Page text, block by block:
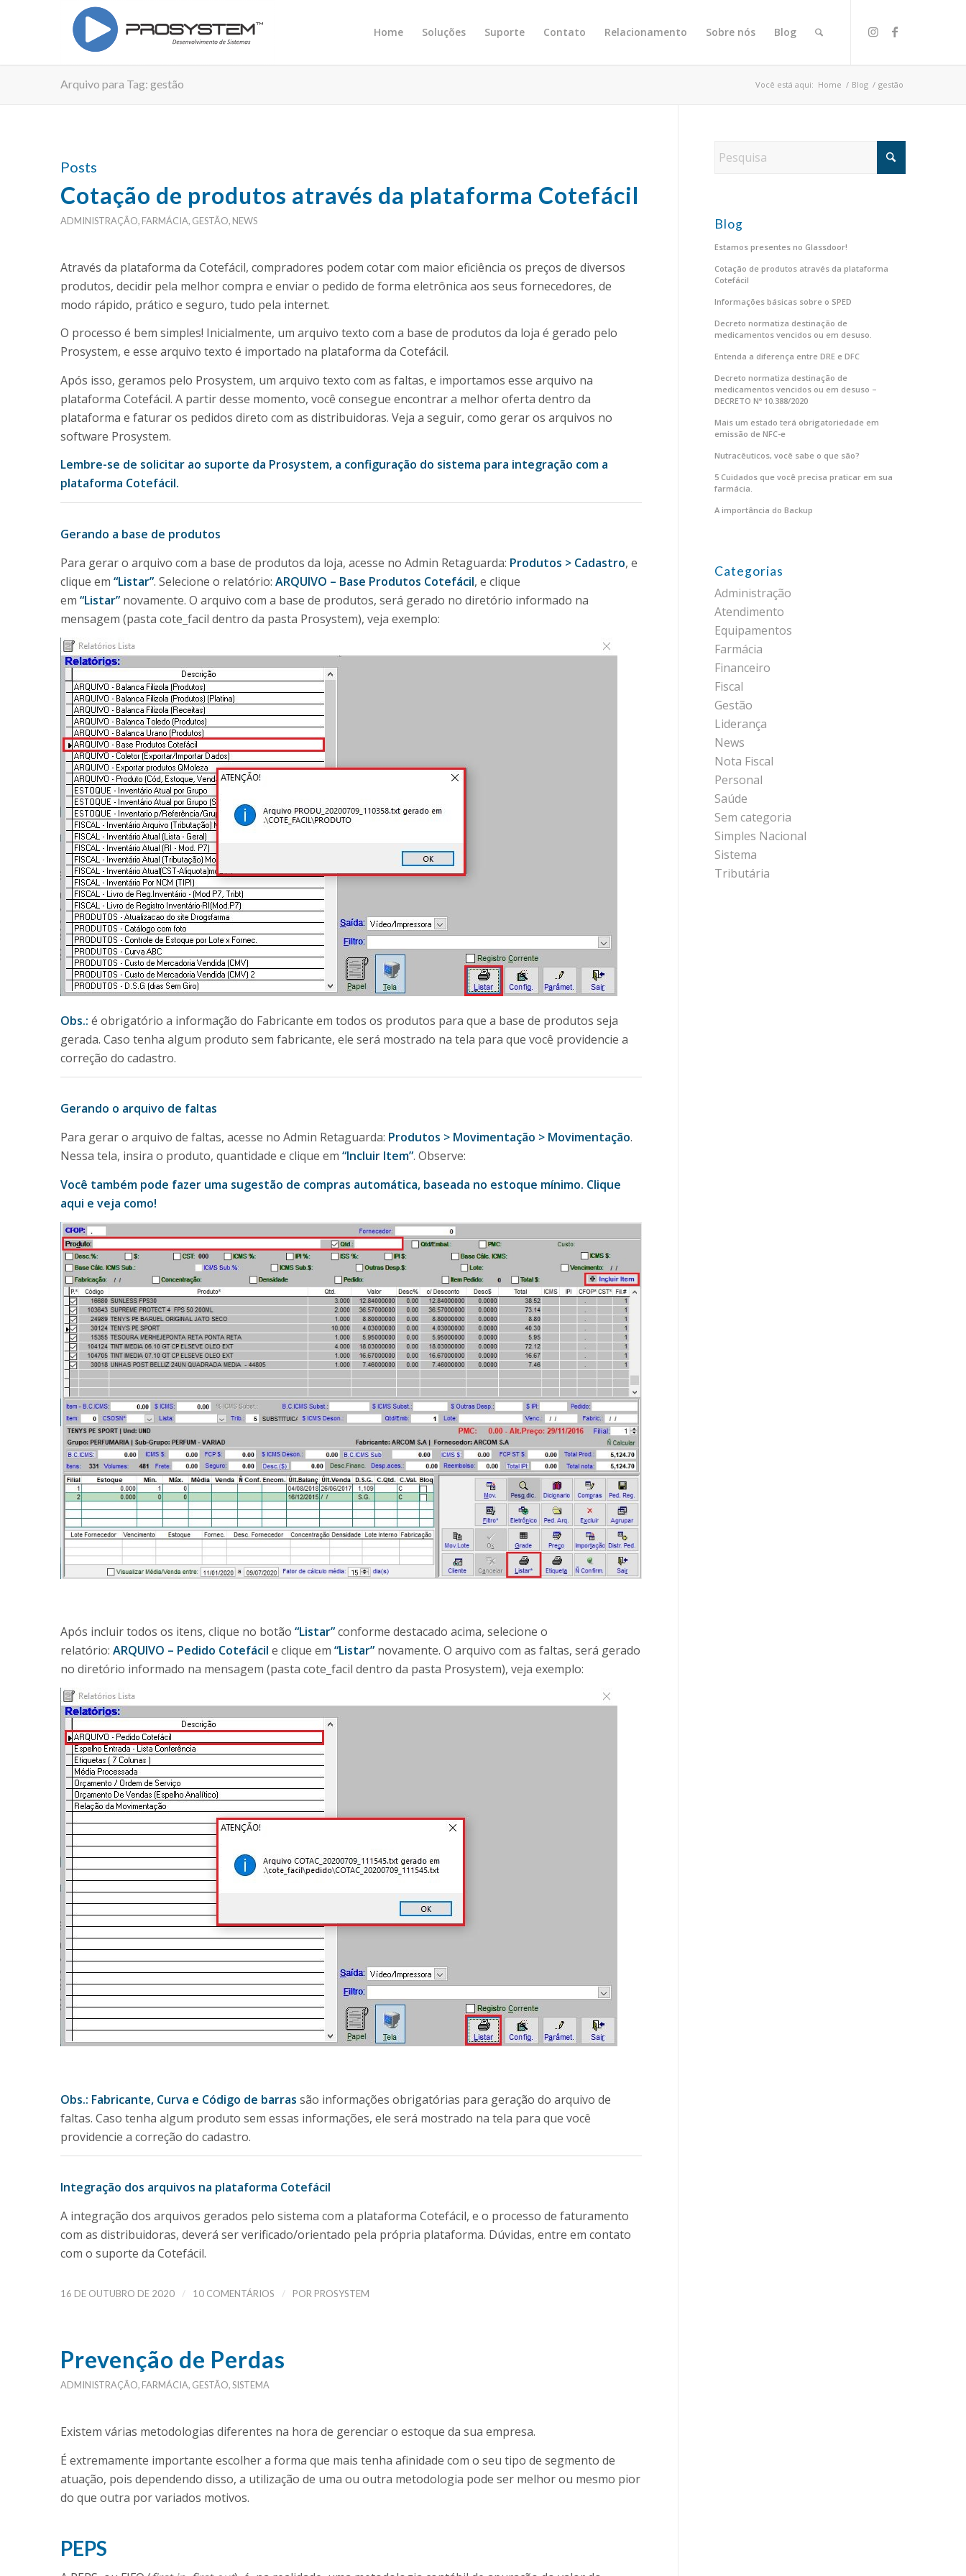
Home Soluções Suporte Contato Relacionamento Sobre nós Blog
Arquivo para Tag: gestão Você está aqui: Home / Blog / gestão
Posts
Cotação de produtos através da plataforma Cotefácil
ADMINISTRAÇÃO, FARMÁCIA, GESTÃO, NEWS
Através da plataforma da Cotefácil, compradores podem cotar com maior eficiência os preços de diversos
produtos, decidir pela melhor compra e enviar o pedido de forma eletrônica aos seus fornecedores, de
modo rápido, prático e seguro, tudo pela internet.
O processo é bem simples! Inicialmente, um arquivo texto com a base de produtos da loja é gerado pelo
Prosystem, e esse arquivo texto é importado na plataforma da Cotefácil.
Após isso, geramos pelo Prosystem, um arquivo texto com as faltas, e importamos esse arquivo na
plataforma Cotefácil. A partir desse momento, você consegue encontrar a melhor oferta dentro da
plataforma e faturar os pedidos direto com as distribuidoras. Veja a seguir, como gerar os arquivos no
software Prosystem.
Lembre-se de solicitar ao suporte da Prosystem, a configuração do sistema para integração com a
plataforma Cotefácil.
Gerando a base de produtos
Para gerar o arquivo com a base de produtos da loja, acesse no Admin Retaguarda: Produtos > Cadastro, e
clique em “Listar”. Selecione o relatório: ARQUIVO – Base Produtos Cotefácil, e clique
em “Listar”novamente. O arquivo com a base de produtos, será gerado no diretório informado na
mensagem (pasta cote_facil dentro da pasta Prosystem), veja exemplo:
Obs.: é obrigatório a informação do Fabricante em todos os produtos para que a base de produtos seja
gerada. Caso tenha algum produto sem fabricante, ele será mostrado na tela para que você providencie a
correção do cadastro.
Gerando o arquivo de faltas
Para gerar o arquivo de faltas, acesse no Admin Retaguarda: Produtos > Movimentação > Movimentação.
Nessa tela, insira o produto, quantidade e clique em “Incluir Item”. Observe:
Você também pode fazer uma sugestão de compras automática, baseada no estoque mínimo. Clique
aqui e veja como!
Após incluir todos os itens, clique no botão “Listar”conforme destacado acima, selecione o
relatório: ARQUIVO – Pedido Cotefácil e clique em “Listar”novamente. O arquivo com as faltas, será gerado
no diretório informado na mensagem (pasta cote_facil dentro da pasta Prosystem), veja exemplo:
Obs.: Fabricante, Curva e Código de barras são informações obrigatórias para geração do arquivo de
faltas. Caso tenha algum produto sem essas informações, ele será mostrado na tela para que você
providencie a correção do cadastro.
Integração dos arquivos na plataforma Cotefácil
A integração dos arquivos gerados pelo sistema com a plataforma Cotefácil, e o processo de faturamento
com as distribuidoras, deverá ser verificado/orientado pela própria plataforma. Dúvidas, entre em contato
com o suporte da Cotefácil.
16 DE OUTUBRO DE 2020 / 10 COMENTÁRIOS / POR PROSYSTEM
Prevenção de Perdas
ADMINISTRAÇÃO, FARMÁCIA, GESTÃO,SISTEMA
Existem várias metodologias diferentes na hora de gerenciar o estoque da sua empresa.
É extremamente importante escolher a forma que mais tenha afinidade com o seu tipo de segmento de
atuação, pois dependendo disso, a utilização de uma ou outra metodologia pode ser melhor ou mesmo pior
do que outra por variados motivos.
PEPS
Blog
Estamos presentes no Glassdoor!
Cotação de produtos através da plataforma
Cotefácil
Informações básicas sobre o SPED
Decreto normatiza destinação de
medicamentos vencidos ou em desuso.
Entenda a diferença entre DRE e DFC
Decreto normatiza destinação de
medicamentos vencidos ou em desuso –
DECRETO Nº 10.388/2020
Mais um estado terá obrigatoriedade em
emissão de NFC-e
Nutracêuticos, você sabe o que são?
5 Cuidados que você precisa praticar em sua
farmácia.
A importância do Backup
Categorias
Administração
Atendimento
Equipamentos
Farmácia
Financeiro
Fiscal
Gestão
Liderança
News
Nota Fiscal
Personal
Saúde
Sem categoria
Simples Nacional
Sistema
Tributária